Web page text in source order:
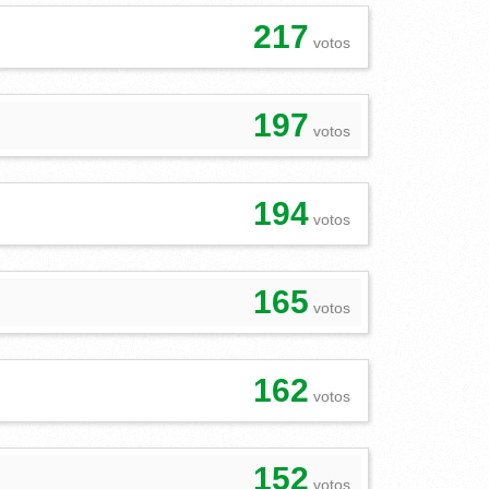
217 votos
197 votos
194 votos
165 votos
162 votos
152 votos